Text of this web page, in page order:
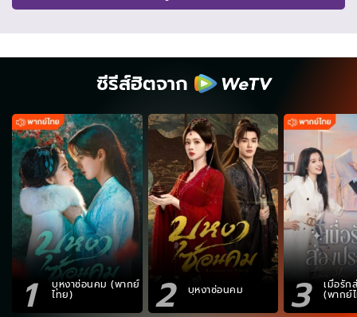
ซีรีส์ฮิตจาก
1 บุหงาซ่อนคม (พากย์
ไทย) 2 บุหงาซ่อนคม 3 เมื่อรัก
(พากย์